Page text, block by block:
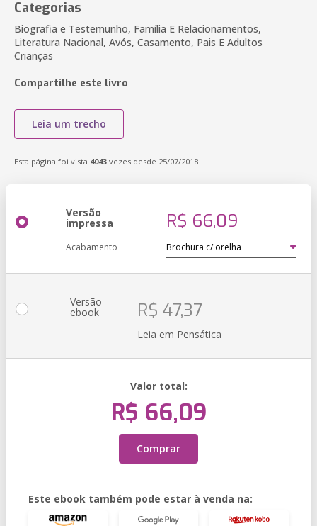
Categorias
Biografia e Testemunho, Família E Relacionamentos,
Literatura Nacional, Avós, Casamento, Pais E Adultos
Crianças
Compartilhe este livro
Leia um trecho
Esta página foi vista 4043 vezes desde 25/07/2018
Versão
impressa R$ 66,09
Acabamento
Versão
ebook R$ 47,37
Leia em Pensática
Valor total:
R$ 66,09
Comprar
Este ebook também pode estar à venda na: